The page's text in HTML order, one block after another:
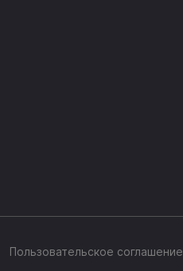
Пользовательское соглашение